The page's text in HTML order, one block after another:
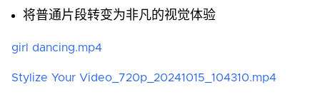
将普通片段转变为非凡的视觉体验
girl dancing.mp4
Stylize Your Video_720p_20241015_104310.mp4